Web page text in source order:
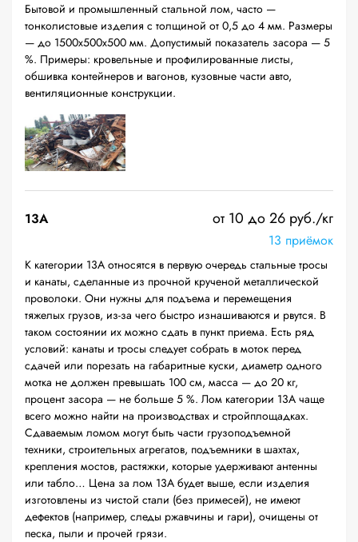
Бытовой и промышленный стальной лом, часто —
тонколистовые изделия с толщиной от 0,5 до 4 мм. Размеры
— до 1500х500х500 мм. Допустимый показатель засора — 5
%. Примеры: кровельные и профилированные листы,
обшивка контейнеров и вагонов, кузовные части авто,
вентиляционные конструкции.
13А от 10 до 26 руб./кг
13 приёмок
К категории 13А относятся в первую очередь стальные тросы
и канаты, сделанные из прочной крученой металлической
проволоки. Они нужны для подъема и перемещения
тяжелых грузов, из-за чего быстро изнашиваются и рвутся. В
таком состоянии их можно сдать в пункт приема. Есть ряд
условий: канаты и тросы следует собрать в моток перед
сдачей или порезать на габаритные куски, диаметр одного
мотка не должен превышать 100 см, масса — до 20 кг,
процент засора — не больше 5 %. Лом категории 13А чаще
всего можно найти на производствах и стройплощадках.
Сдаваемым ломом могут быть части грузоподъемной
техники, строительных агрегатов, подъемники в шахтах,
крепления мостов, растяжки, которые удерживают антенны
или табло… Цена за лом 13А будет выше, если изделия
изготовлены из чистой стали (без примесей), не имеют
дефектов (например, следы ржавчины и гари), очищены от
песка, пыли и прочей грязи.